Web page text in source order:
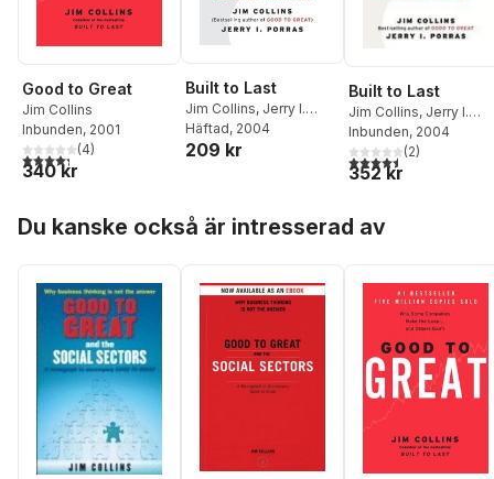
Good to Great
Jim Collins
Inbunden, 2001
4,3utav 5 stjärnor. Totalt antal röster:
(4)
340 kr
Built to Last
Jim Collins, Jerry I.
Porras
Häftad, 2004
209 kr
Built to Last
Jim Collins, Jerry I.
Porras
Inbunden, 2004
4,5utav 5 stjärnor.
(2)
352 kr
Du kanske också är intresserad av